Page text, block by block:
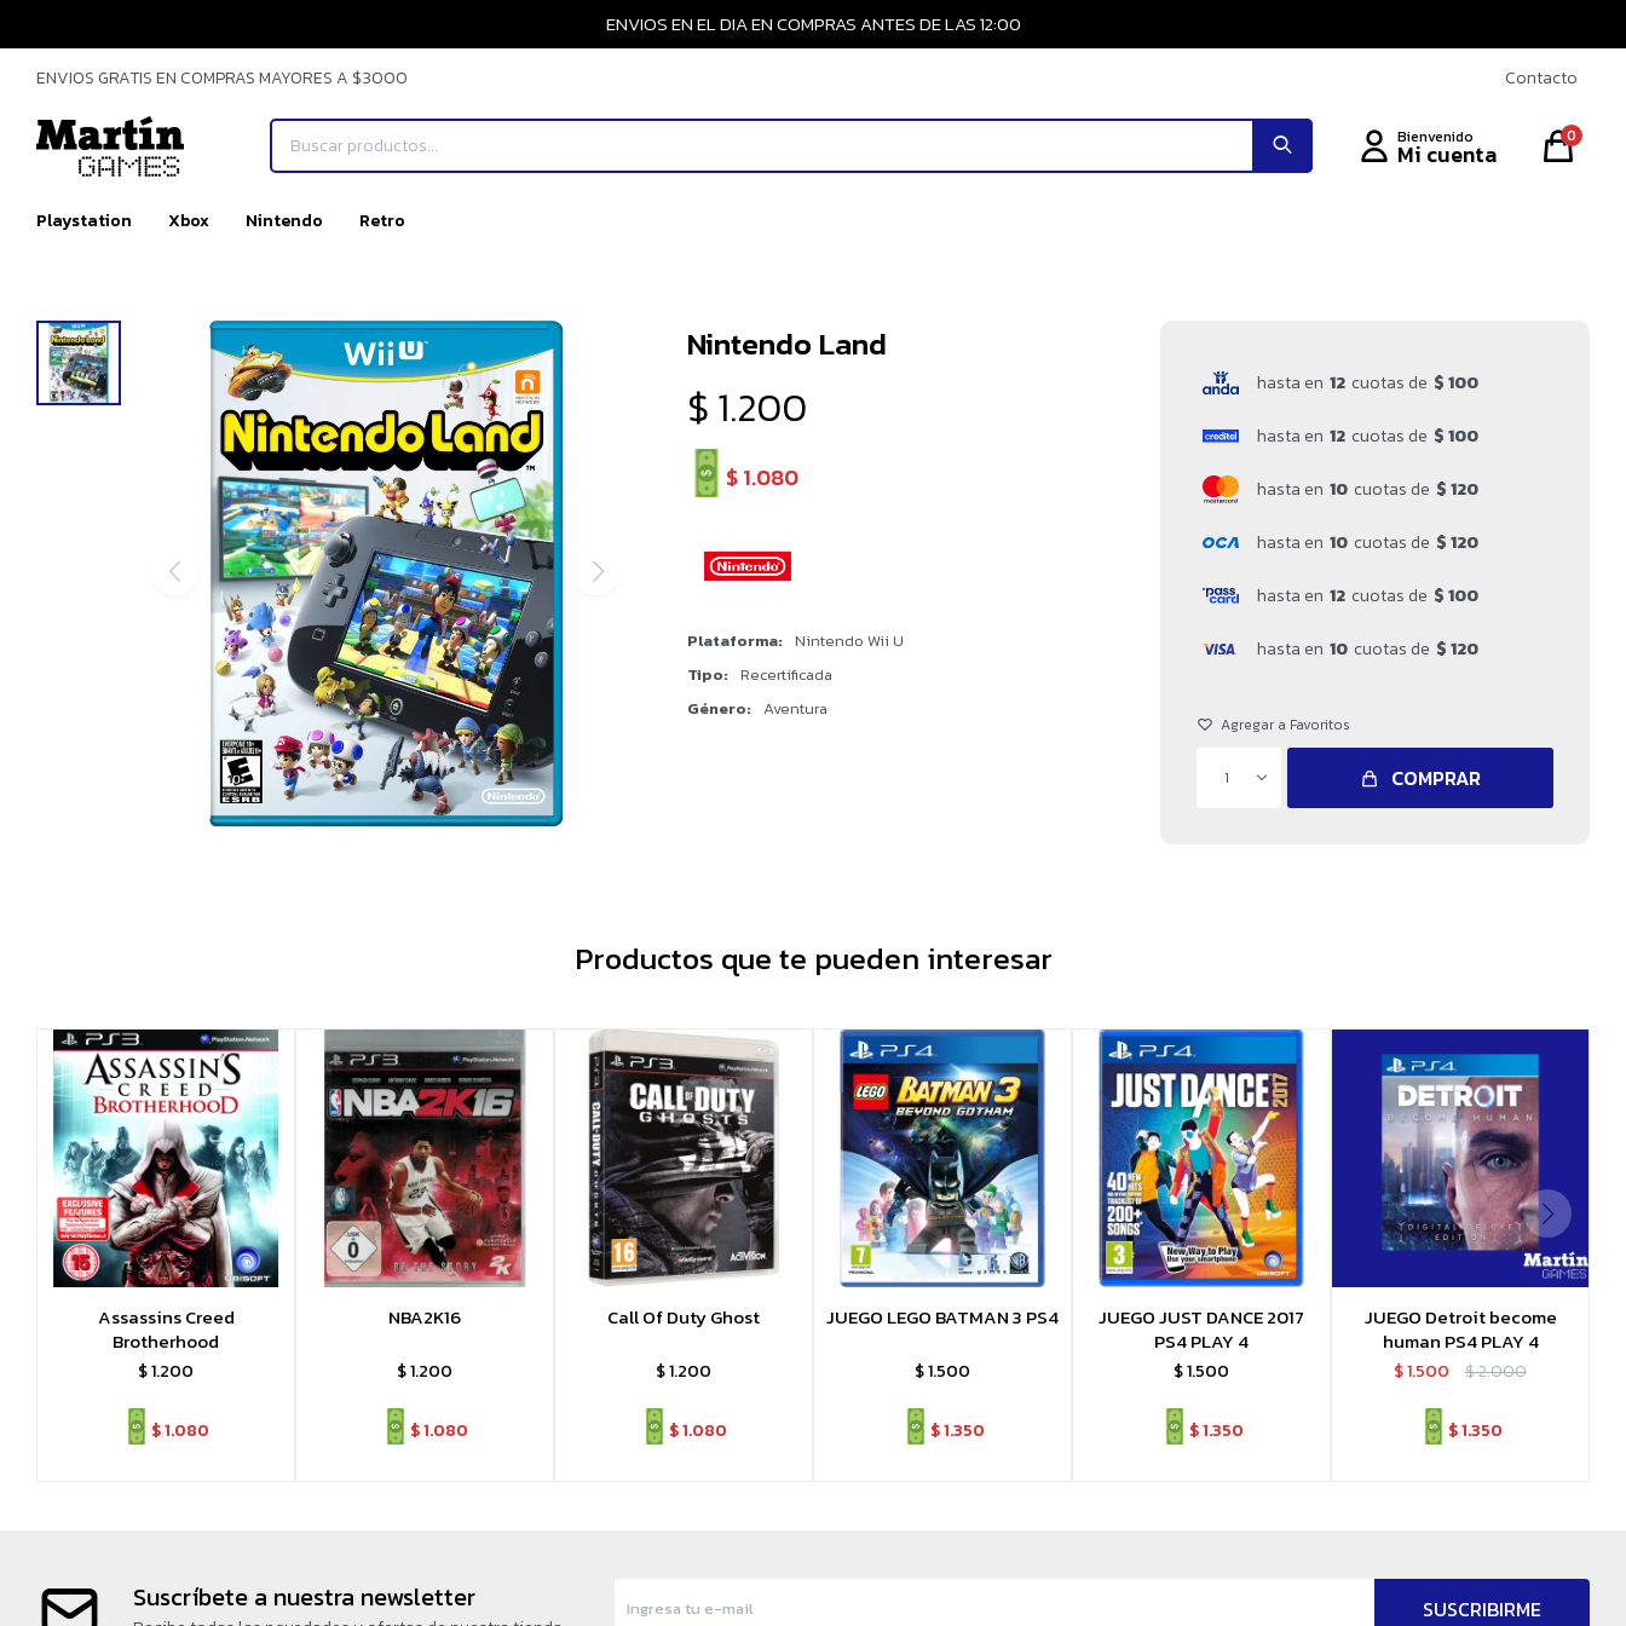
ENVIOS EN EL DIA EN COMPRAS ANTES DE LAS 12:00
Playstation Xbox Nintendo Retro
0
ENVIOS GRATIS EN COMPRAS MAYORES A $3000 Contacto
Nintendo Land
$1.200
$1.080
Plataforma
Nintendo Wii U
Tipo
Recertificada
Género
Aventura
hasta en 12 cuotas de $ 100
hasta en 12 cuotas de $ 100
hasta en 10 cuotas de $ 120
hasta en 10 cuotas de $ 120
hasta en 12 cuotas de $ 100
hasta en 10 cuotas de $ 120
1 COMPRAR
Productos que te pueden interesar
Assassins Creed
Brotherhood
$1.200
$1.080
NBA2K16
$1.200
$1.080
Call Of Duty Ghost
$1.200
$1.080
JUEGO LEGO BATMAN 3 PS4
$1.500
$1.350
JUEGO JUST DANCE 2017
PS4 PLAY 4
$1.500
$1.350
JUEGO Detroit become
human PS4 PLAY 4
$1.500 $2.000
$1.350
Suscríbete a nuestra newsletter SUSCRIBIRME